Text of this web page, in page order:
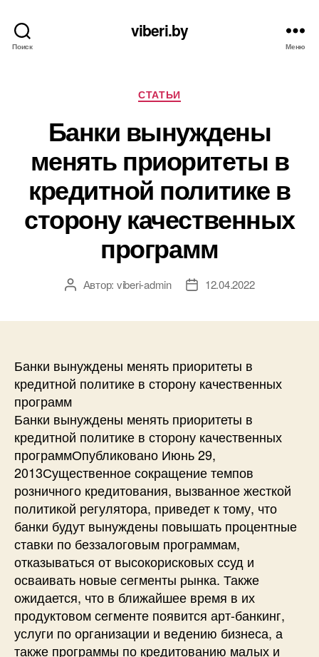
Поиск
viberi.by
Меню
Рубрики
СТАТЬИ
Банки вынуждены
менять приоритеты в
кредитной политике в
сторону качественных
программ
АвторАвтор: viberi-admin
Дата12.04.2022
Банки вынуждены менять приоритеты в
кредитной политике в сторону качественных
программ
Банки вынуждены менять приоритеты в
кредитной политике в сторону качественных
программОпубликовано Июнь 29,
2013Существенное сокращение темпов
розничного кредитования, вызванное жесткой
политикой регулятора, приведет к тому, что
банки будут вынуждены повышать процентные
ставки по беззалоговым программам,
отказываться от высокорисковых ссуд и
осваивать новые сегменты рынка. Также
ожидается, что в ближайшее время в их
продуктовом сегменте появится арт-банкинг,
услуги по организации и ведению бизнеса, а
также программы по кредитованию малых и